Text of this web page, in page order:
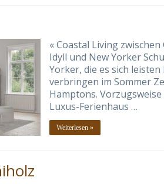
« Coastal Living
Idyll und New Yorker
Yorker, die es sich
verbringen im Sommer
Hamptons.
Luxus-Ferienhaus …
Weiterlesen »